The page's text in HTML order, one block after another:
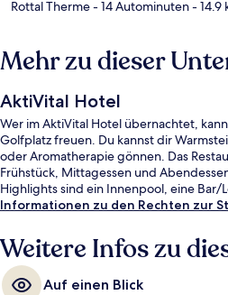
Rottal Therme- 14 Autominuten- 14.9
Mehr zu dieser
AktiVital Hotel
Wer im AktiVital Hotel übernachtet,
Golfplatz freuen. Du kannst dir
oder Aromatherapie gönnen. Das
Frühstück, Mittagessen und
Highlights sind ein Innenpool, eine Bar/
Informationen zu den Rechten zur
Weitere Infos zu
Auf einen Blick